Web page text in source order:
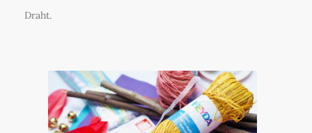
Draht.